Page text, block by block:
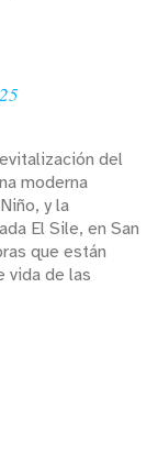
del
moderna
y la
El Sile, en San
que están
vida de las